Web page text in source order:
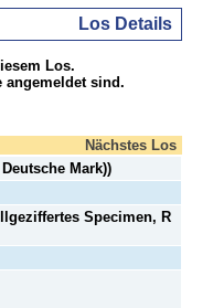
Los Details
Los.
angemeldet sind.
Nächstes Los
Mark))
Specimen, R